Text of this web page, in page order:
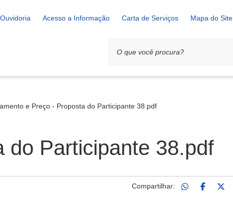
Ouvidoria Acesso a Informação Carta de Serviços Mapa do Site
e Preço - Proposta do Participante 38.pdf
do Participante 38.pdf
Compartilhar: